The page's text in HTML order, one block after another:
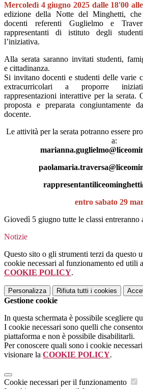
Mercoledì 4 giugno 2025 dalle 18'00
edizione della Notte del Minghetti,
docenti referenti Guglielmo e
rappresentanti di istituto degli
l’iniziativa.
Alla serata saranno invitati studenti,
e cittadinanza.
Si invitano docenti e studenti delle varie
extracurricolari a proporre
rappresentazioni interattive per la serata.
proposta e preparata congiuntamente
docente.
Le attività per la serata potranno essere
a:
entro sabato 29
Giovedì 5 giugno tutte le classi entreranno
Notizie
Questo sito o gli strumenti terzi da questo
cookie necessari al funzionamento ed utili
COOKIE POLICY.
Personalizza Rifiuta tutti i cookies
Gestione cookie
In questa schermata è possibile scegliere
I cookie necessari sono quelli che
piattaforma e non è possibile disabilitarli.
Per conoscere quali sono i cookie
visionare la COOKIE POLICY.
Cookie necessari per il funzionamento